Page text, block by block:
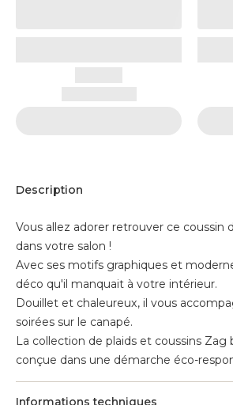
Description
Vous allez adorer retrouver ce coussin
dans votre salon !
Avec ses motifs graphiques et
déco qu'il manquait à votre intérieur.
Douillet et chaleureux, il vous
soirées sur le canapé.
La collection de plaids et coussins Zag
conçue dans une démarche éco-
Informations techniques